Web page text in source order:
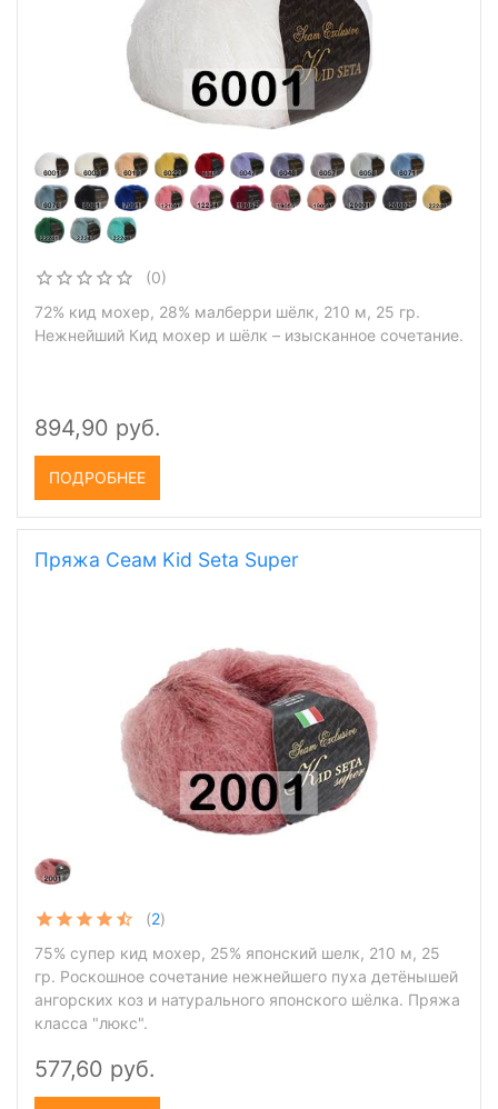
(0)
72% кид мохер, 28% малберри шёлк, 210 м, 25 гр.
Нежнейший Кид мохер и шёлк – изысканное сочетание.
894,90 руб.
ПОДРОБНЕЕ
Пряжа Сеам Kid Seta Super
(2)
75% супер кид мохер, 25% японский шелк, 210 м, 25
гр. Роскошное сочетание нежнейшего пуха детёнышей
ангорских коз и натурального японского шёлка. Пряжа
класса "люкс".
577,60 руб.